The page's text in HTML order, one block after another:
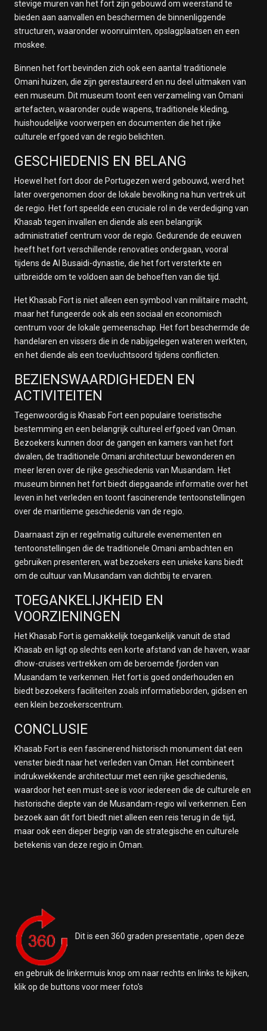
stevige muren van het fort zijn gebouwd om weerstand te
bieden aan aanvallen en beschermen de binnenliggende
structuren, waaronder woonruimten, opslagplaatsen en een
moskee.
Binnen het fort bevinden zich ook een aantal traditionele
Omani huizen, die zijn gerestaureerd en nu deel uitmaken van
een museum. Dit museum toont een verzameling van Omani
artefacten, waaronder oude wapens, traditionele kleding,
huishoudelijke voorwerpen en documenten die het rijke
culturele erfgoed van de regio belichten.
GESCHIEDENIS EN BELANG
Hoewel het fort door de Portugezen werd gebouwd, werd het
later overgenomen door de lokale bevolking na hun vertrek uit
de regio. Het fort speelde een cruciale rol in de verdediging van
Khasab tegen invallen en diende als een belangrijk
administratief centrum voor de regio. Gedurende de eeuwen
heeft het fort verschillende renovaties ondergaan, vooral
tijdens de Al Busaidi-dynastie, die het fort versterkte en
uitbreidde om te voldoen aan de behoeften van die tijd.
Het Khasab Fort is niet alleen een symbool van militaire macht,
maar het fungeerde ook als een sociaal en economisch
centrum voor de lokale gemeenschap. Het fort beschermde de
handelaren en vissers die in de nabijgelegen wateren werkten,
en het diende als een toevluchtsoord tijdens conflicten.
BEZIENSWAARDIGHEDEN EN
ACTIVITEITEN
Tegenwoordig is Khasab Fort een populaire toeristische
bestemming en een belangrijk cultureel erfgoed van Oman.
Bezoekers kunnen door de gangen en kamers van het fort
dwalen, de traditionele Omani architectuur bewonderen en
meer leren over de rijke geschiedenis van Musandam. Het
museum binnen het fort biedt diepgaande informatie over het
leven in het verleden en toont fascinerende tentoonstellingen
over de maritieme geschiedenis van de regio.
Daarnaast zijn er regelmatig culturele evenementen en
tentoonstellingen die de traditionele Omani ambachten en
gebruiken presenteren, wat bezoekers een unieke kans biedt
om de cultuur van Musandam van dichtbij te ervaren.
TOEGANKELIJKHEID EN
VOORZIENINGEN
Het Khasab Fort is gemakkelijk toegankelijk vanuit de stad
Khasab en ligt op slechts een korte afstand van de haven, waar
dhow-cruises vertrekken om de beroemde fjorden van
Musandam te verkennen. Het fort is goed onderhouden en
biedt bezoekers faciliteiten zoals informatieborden, gidsen en
een klein bezoekerscentrum.
CONCLUSIE
Khasab Fort is een fascinerend historisch monument dat een
venster biedt naar het verleden van Oman. Het combineert
indrukwekkende architectuur met een rijke geschiedenis,
waardoor het een must-see is voor iedereen die de culturele en
historische diepte van de Musandam-regio wil verkennen. Een
bezoek aan dit fort biedt niet alleen een reis terug in de tijd,
maar ook een dieper begrip van de strategische en culturele
betekenis van deze regio in Oman.
Dit is een 360 graden presentatie , open deze
en gebruik de linkermuis knop om naar rechts en links te kijken,
klik op de buttons voor meer foto's